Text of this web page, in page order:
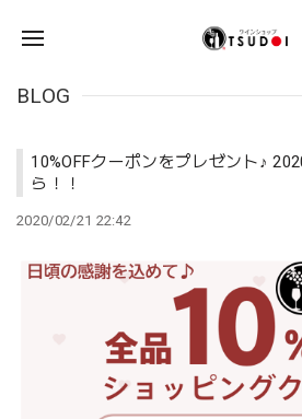
BLOG
10%OFFクーポンをプレゼント♪
ら！！
2020/02/21 22:42